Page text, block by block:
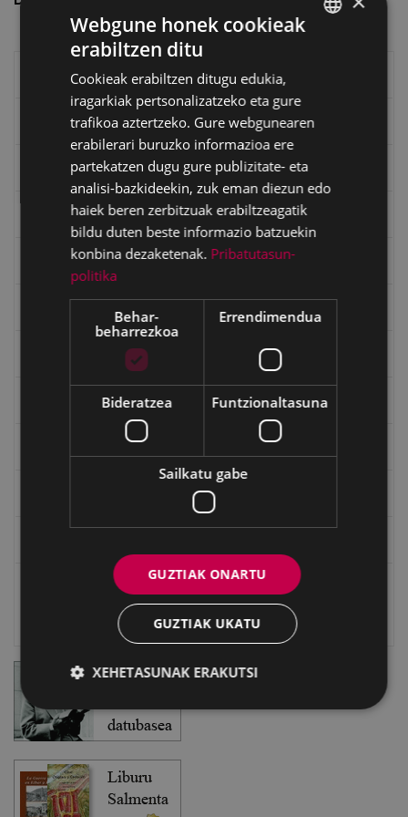
Eibarko liburuak
eta kitto
"Eibar" rebista sarean
Goi Argi aldizkaria
Kultura egitaraua
"Gure Herria" aldizkaria
Txostenak eta dokumentuak
Eibarko Idazlanen Datu-basea
Webgune honek cookieak
erabiltzen ditu
Cookieak erabiltzen ditugu edukia,
iragarkiak pertsonalizatzeko eta gure
trafikoa aztertzeko. Gure webgunearen
erabilerari buruzko informazioa ere
partekatzen dugu gure publizitate- eta
analisi-bazkideekin, zuk eman diezun edo
haiek beren zerbitzuak erabiltzeagatik
bildu duten beste informazio batzuekin
konbina dezaketenak. Pribatutasun-
politika
Behar-
beharrezkoa
Errendimendua
Bideratzea Funtzionaltasuna
Sailkatu gabe
GUZTIAK ONARTU
GUZTIAK UKATU
XEHETASUNAK ERAKUTSI